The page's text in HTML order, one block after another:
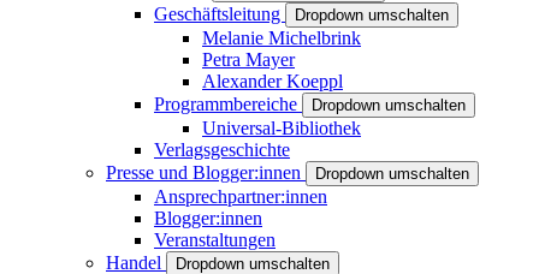
Geschäftsleitung Dropdown umschalten
Melanie Michelbrink
Petra Mayer
Alexander Koeppl
Programmbereiche
Dropdown umschalten
Universal-Bibliothek
Verlagsgeschichte
Presse und Blogger:innen
Dropdown umschalten
Ansprechpartner:innen
Blogger:innen
Veranstaltungen
Handel
Dropdown umschalten